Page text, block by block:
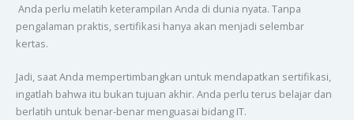
Anda perlu melatih keterampilan Anda di dunia nyata. Tanpa
pengalaman praktis, sertifikasi hanya akan menjadi selembar
kertas.
Jadi, saat Anda mempertimbangkan untuk mendapatkan sertifikasi,
ingatlah bahwa itu bukan tujuan akhir. Anda perlu terus belajar dan
berlatih untuk benar-benar menguasai bidang IT.